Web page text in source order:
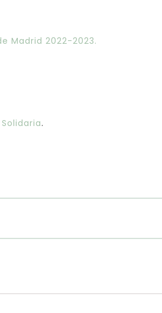
Madrid 2022-2023.
.